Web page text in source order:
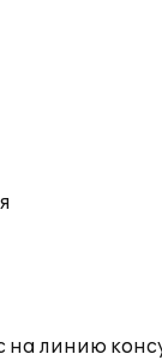
линию